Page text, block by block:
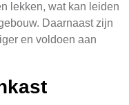
lekken, wat kan leiden
Daarnaast zijn
en voldoen aan